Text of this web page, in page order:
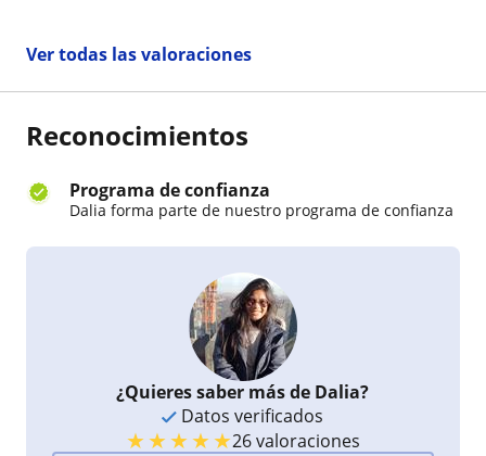
Ver todas las valoraciones
Reconocimientos
Programa de confianza
Dalia forma parte de nuestro programa de confianza
¿Quieres saber más de Dalia?
Datos verificados
★★★★★26 valoraciones